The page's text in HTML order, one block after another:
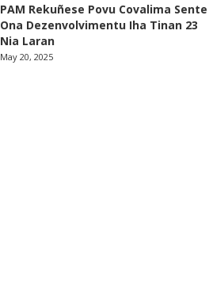
PAM Rekuñese Povu Covalima Sente
Ona Dezenvolvimentu Iha Tinan 23
Nia Laran
May 20, 2025